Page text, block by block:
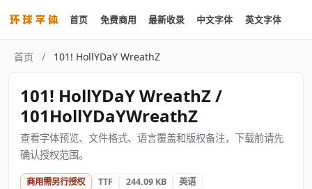
首页 免费商用 最新收录 中文字体 英文字体
首页 / 101! HollYDaY WreathZ
101! HollYDaY WreathZ /
101HollYDaYWreathZ
查看字体预览、文件格式、语言覆盖和版权备注，下载前请先
确认授权范围。
商用需另行授权 TTF 244.09 KB 英语